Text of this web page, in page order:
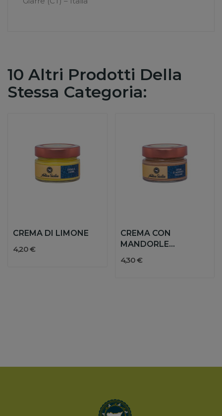
10 Altri Prodotti Della
Stessa Categoria:
CREMA DI LIMONE
4,20 €
CREMA CON
MANDORLE
4,30 €